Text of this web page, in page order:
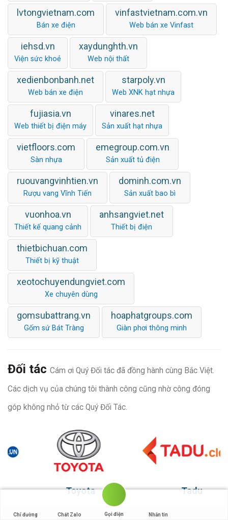
lvtongvietnam.com
Bán xe điện
vinfastvietnam.com.vn
Web bán xe Vinfast
iehsd.vn
Viện sức khoẻ
xaydunghth.vn
Web nội thất
xedienbonbanh.net
Web bán xe điện
starpoly.vn
Web XNK hạt nhựa
fujiasia.vn
Web thiết bị điện máy
vinares.net
Sản xuất hạt nhựa
vietfloors.com
Sàn nhựa
emegroup.com.vn
Sản xuất tủ điện
ruouvangvinhtien.vn
Rượu vang Vĩnh Tiến
dominh.com.vn
Sản xuất bao bì
vuonhoa.vn
Thiết kế quang cảnh
anhsangviet.net
Thiết bị điện
thietbichuan.com
Thiết bị kỹ thuật
xeotochuyendungviet.com
Xe chuyên dùng
gomsubattrang.vn
Gốm sứ Bát Tràng
hoaphatgroups.com
Giàn phơi thông minh
Đối tác Cám ơi Quý Đối tác đã đồng hành cùng Bắc Việt.
Các dịch vụ của chúng tôi thành công cũng nhờ công đóng
góp không nhỏ từ các Quý Đối Tác.
Toyota Tadu
Chỉ đường Chát Zalo Gọi điện Nhắn tin